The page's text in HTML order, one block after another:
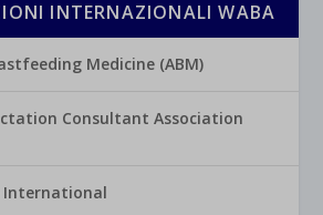
INTERNAZIONALI WABA
Medicine (ABM)
Consultant Association
International